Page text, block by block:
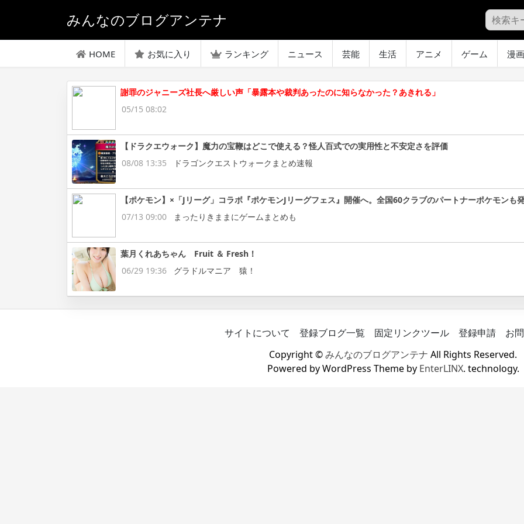
みんなのブログアンテナ
HOME お気に入り ランキング ニュース 芸能 生活 アニメ ゲーム 漫画
謝罪のジャニーズ社長へ厳しい声「暴露本や裁判あったのに知らなかった？あきれる」
05/15 08:02
【ドラクエウォーク】魔力の宝鞭はどこで使える？怪人百式での実用性と不安定さを評価
08/08 13:35
ドラゴンクエストウォークまとめ速報
【ポケモン】×「Jリーグ」コラボ『ポケモンJリーグフェス』開催へ。全国60クラブのパートナーポケモンも
07/13 09:00
まったりきままにゲームまとめも
葉月くれあちゃん Fruit ＆ Fresh！
06/29 19:36
グラドルマニア 猿！
サイトについて 登録ブログ一覧 固定リンクツール 登録申請
お
Copyright ©みんなのブログアンテナ All Rights Reserved.
Powered by WordPress Theme by EnterLINX. technology.